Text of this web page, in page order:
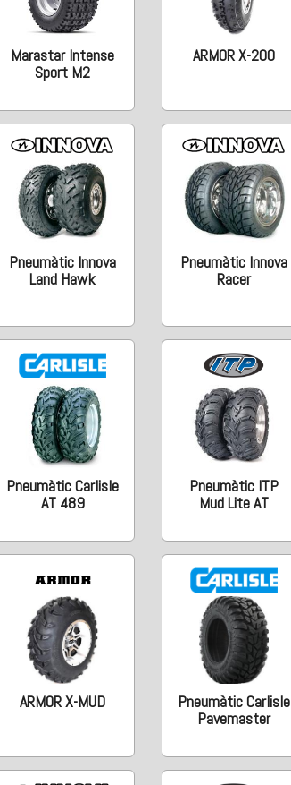
Marastar Intense
Sport M2
ARMOR X-200
Pneumàtic Innova
Land Hawk
Pneumàtic Innova
Racer
Pneumàtic Carlisle
AT 489
Pneumàtic ITP
Mud Lite AT
ARMOR X-MUD
Pneumàtic Carlisle
Pavemaster